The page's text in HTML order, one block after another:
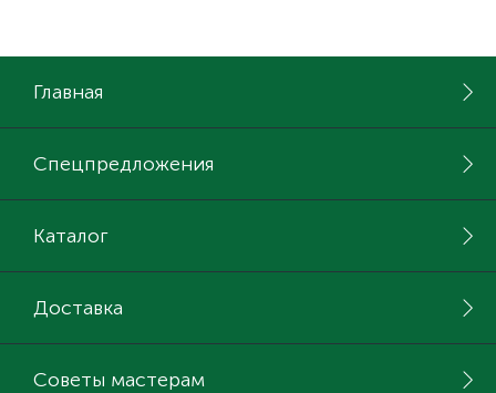
Главная
Спецпредложения
Каталог
Доставка
Советы мастерам